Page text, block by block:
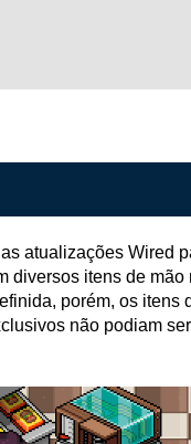
atualizações Wired
diversos itens de mão
porém, os itens
não podiam